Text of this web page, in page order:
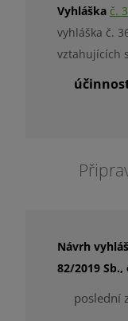
Vyhláška č.
vyhláška č.
vztahujících
Návrh
82/2019
poslední